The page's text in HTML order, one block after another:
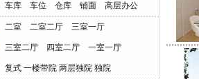
车库 车位 仓库 铺面 高层办公
二室 二室二厅 三室一厅
三室二厅 四室二厅 一室一厅
复式 一楼带院 两层独院 独院